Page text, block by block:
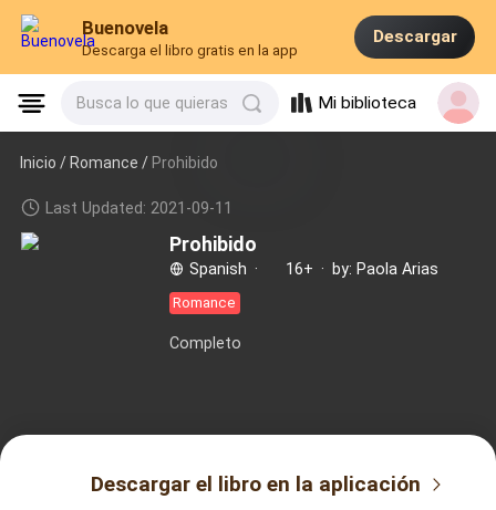
Buenovela
Descarga el libro gratis en la app
Descargar
Busca lo que quieras Mi biblioteca
Inicio /Romance / Prohibido
Last Updated: 2021-09-11
Prohibido
Spanish · 16+ · by: Paola Arias
Romance
Completo
Descargar el libro en la aplicación